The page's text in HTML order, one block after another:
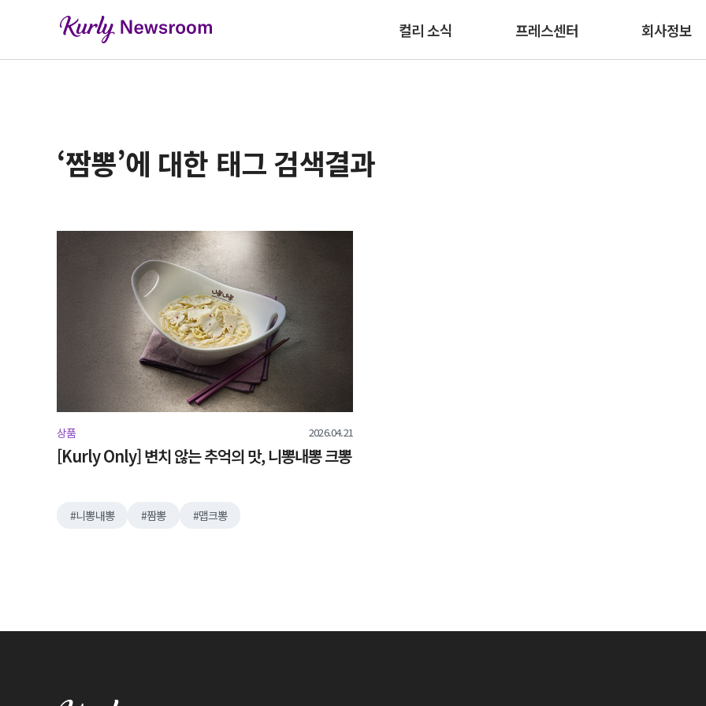
컬리 소식 프레스센터 회사정보
‘짬뽕’에 대한 태그 검색결과
상품 2026.04.21
[Kurly Only] 변치 않는 추억의 맛, 니뽕내뽕 크뽕
니뽕내뽕 짬뽕 맵크뽕